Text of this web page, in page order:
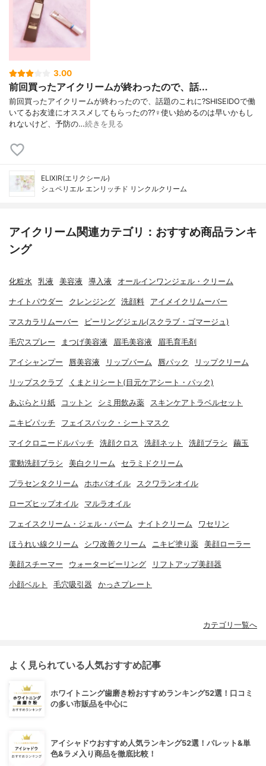
3.00
前回買ったアイクリームが終わったので、話...
前回買ったアイクリームが終わったので、話題のこれに?SHISEIDOで働
いてるお友達にオススメしてもらったの??‍♀️使い始めるのは早いかもし
れないけど、予防の…続きを見る
ELIXIR(エリクシール)
シュペリエル エンリッチド リンクルクリーム
アイクリーム関連カテゴリ：おすすめ商品ランキ
ング
化粧水 乳液 美容液 導入液 オールインワンジェル・クリーム
ナイトパウダー クレンジング 洗顔料 アイメイクリムーバー
マスカラリムーバー ピーリングジェル(スクラブ・ゴマージュ)
毛穴スプレー まつげ美容液 眉毛美容液 眉毛育毛剤
アイシャンプー 唇美容液 リップバーム 唇パック リップクリーム
リップスクラブ くまとりシート(目元ケアシート・パック)
あぶらとり紙 コットン シミ用飲み薬 スキンケアトラベルセット
ニキビパッチ フェイスパック・シートマスク
マイクロニードルパッチ 洗顔クロス 洗顔ネット 洗顔ブラシ 繭玉
電動洗顔ブラシ 美白クリーム セラミドクリーム
プラセンタクリーム ホホバオイル スクワランオイル
ローズヒップオイル マルラオイル
フェイスクリーム・ジェル・バーム ナイトクリーム ワセリン
ほうれい線クリーム シワ改善クリーム ニキビ塗り薬 美顔ローラー
美顔スチーマー ウォーターピーリング リフトアップ美顔器
小顔ベルト 毛穴吸引器 かっさプレート
カテゴリ一覧へ
よく見られている人気おすすめ記事
ホワイトニング歯磨き粉おすすめランキング52選！口コミ
の多い市販品を中心に
アイシャドウおすすめ人気ランキング52選！パレット&単
色&ラメ入り商品を徹底比較！